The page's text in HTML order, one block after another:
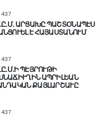
437
ԱՐՑԱԽԸ ՊԱՇՏՕՆԱՊԷՍ
Է ՀԱՅԱՍՏԱՆՈՒՄ
437
ՊԷՅՐՈՒԹԻ
ԱՊՐԻԼԵԱՆ
ՔԱՅԼԱՐՇԱՒԸ
437